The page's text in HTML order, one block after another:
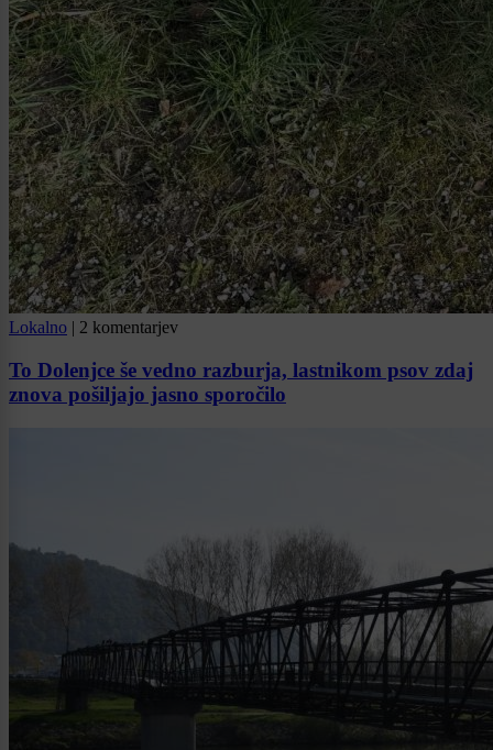
Lokalno | 2 komentarjev
To Dolenjce še vedno razburja, lastnikom psov zdaj
znova pošiljajo jasno sporočilo